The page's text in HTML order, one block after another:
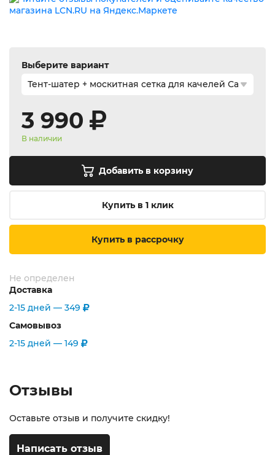
Выберите вариант
3 990
В наличии
Добавить в корзину
Купить в 1 клик
Купить в рассрочку
Не определен
Доставка
2-15 дней — 349
Самовывоз
2-15 дней — 149
Отзывы
Оставьте отзыв и получите скидку!
Написать отзыв